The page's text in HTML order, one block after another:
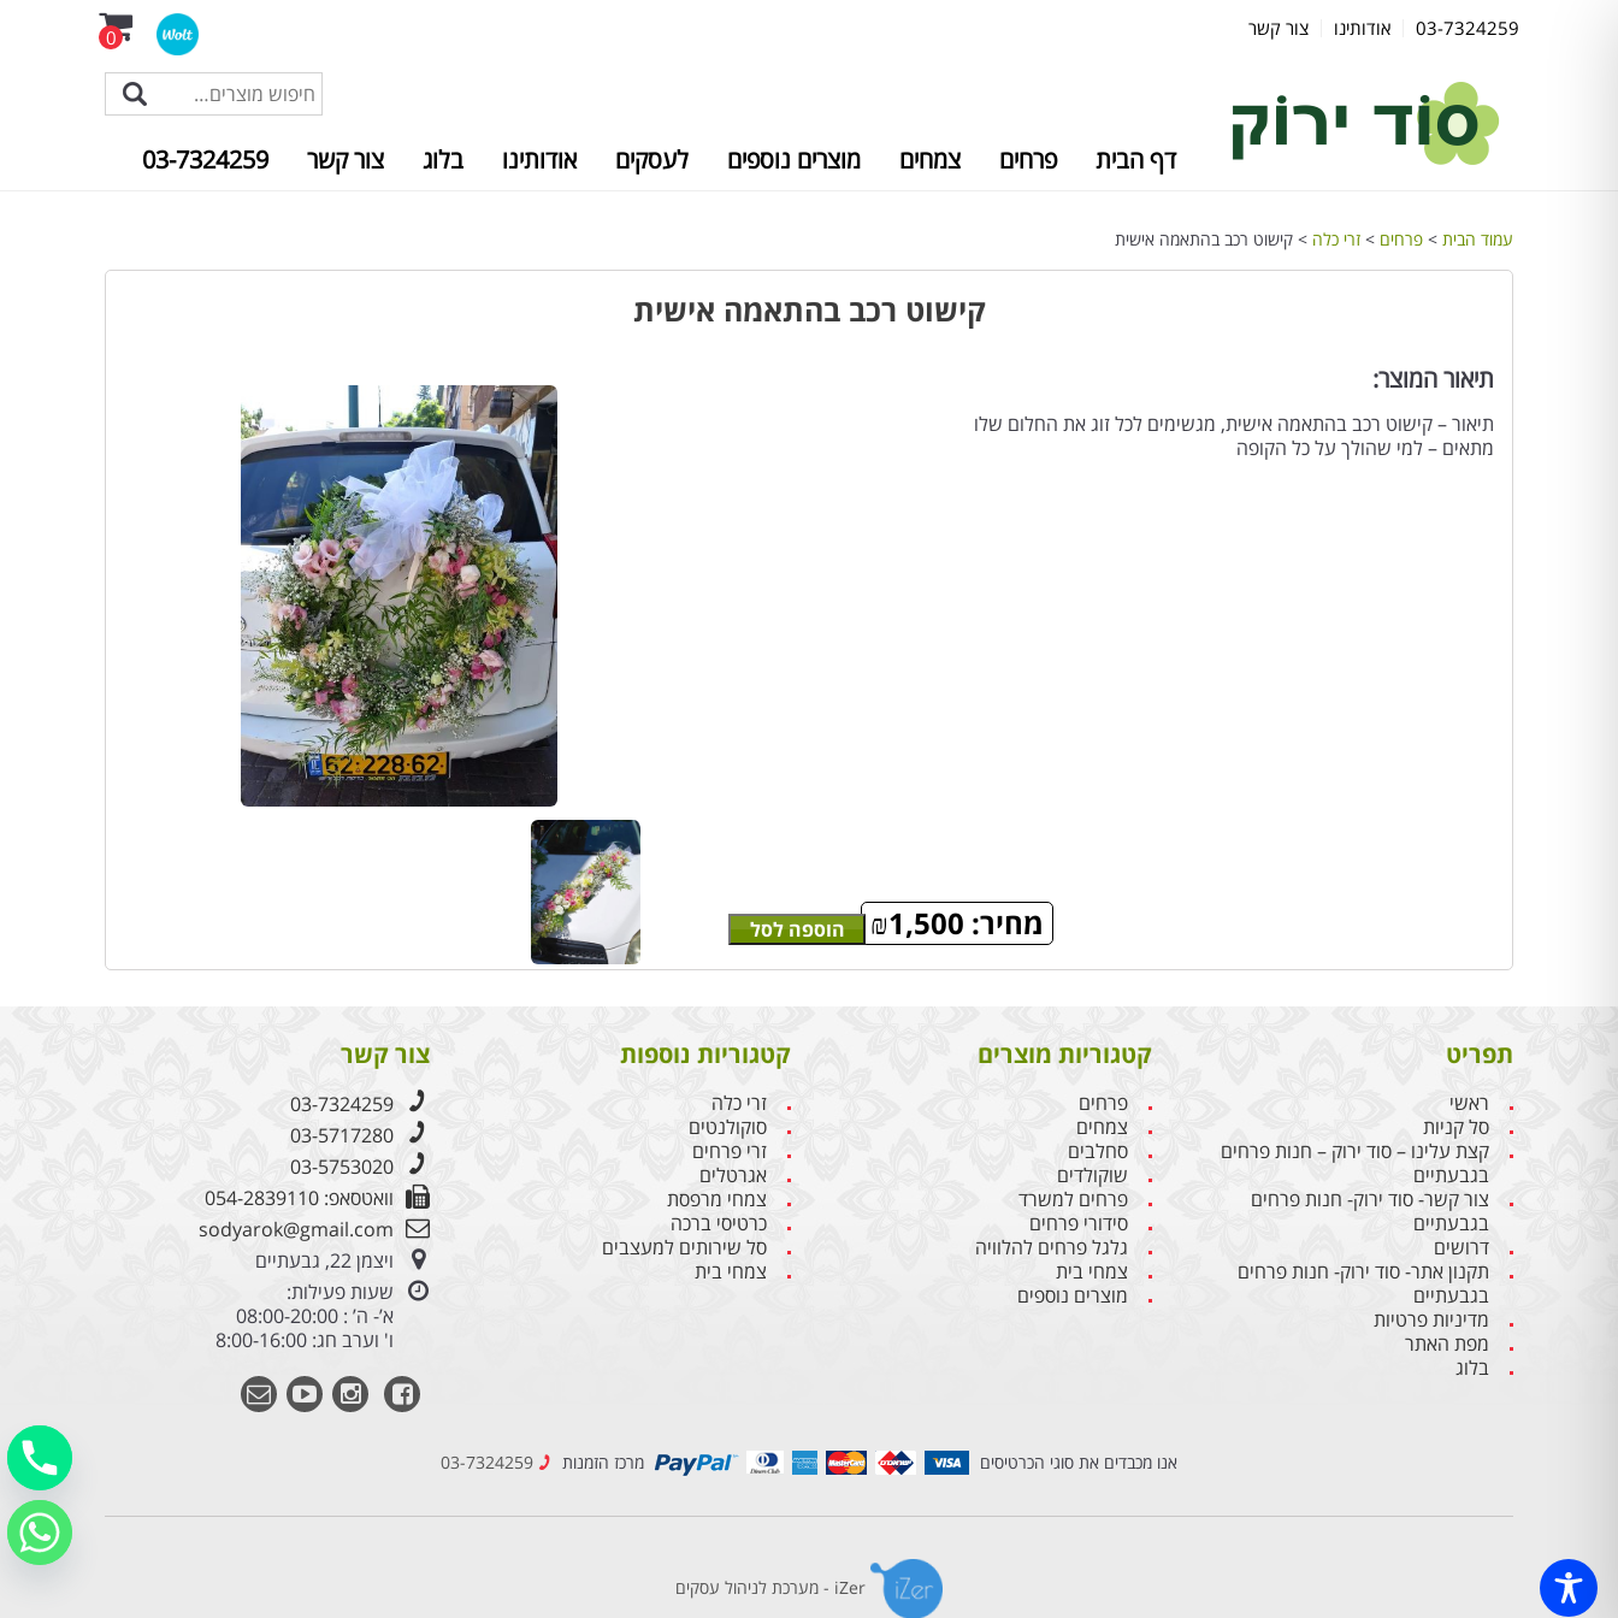
03-7324259 אודותינו צור קשר 0
דף הבית פרחים צמחים מוצרים נוספים לעסקים אודותינו בלוג צור קשר 03-7324259
עמוד הבית > פרחים > זרי כלה > קישוט רכב בהתאמה אישית
קישוט רכב בהתאמה אישית
תיאור המוצר:
תיאור – קישוט רכב בהתאמה אישית, מגשימים לכל זוג את החלום שלו
מתאים – למי שהולך על כל הקופה
מחיר: ₪1,500 הוספה לסל
תפריט
ראשי
סל קניות
קצת עלינו – סוד ירוק – חנות פרחים
בגבעתיים
צור קשר- סוד ירוק- חנות פרחים
בגבעתיים
דרושים
תקנון אתר- סוד ירוק- חנות פרחים
בגבעתיים
מדיניות פרטיות
מפת האתר
בלוג
קטגוריות מוצרים
פרחים
צמחים
סחלבים
שוקולדים
פרחים למשרד
סידורי פרחים
גלגל פרחים להלוויה
צמחי בית
מוצרים נוספים
קטגוריות נוספות
זרי כלה
סוקולנטים
זרי פרחים
אגרטלים
צמחי מרפסת
כרטיסי ברכה
סל שירותים למעצבים
צמחי בית
צור קשר
03-7324259
03-5717280
03-5753020
וואטסאפ: 054-2839110
sodyarok@gmail.com
ויצמן 22, גבעתיים
שעות פעילות:
א’- ה’ : 08:00-20:00
ו' וערב חג: 8:00-16:00
אנו מכבדים את סוגי הכרטיסים מרכז הזמנות
iZer - מערכת לניהול עסקים